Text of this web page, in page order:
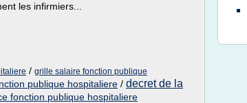
les infirmiers...
/ grille salaire fonction publique
publique hospitaliere / decret de la
fonction publique hospitaliere